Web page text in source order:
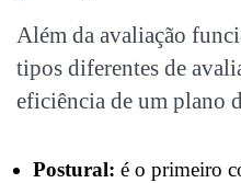
Além da avaliação
tipos diferentes de
eficiência de um plano
Postural: é o primeiro